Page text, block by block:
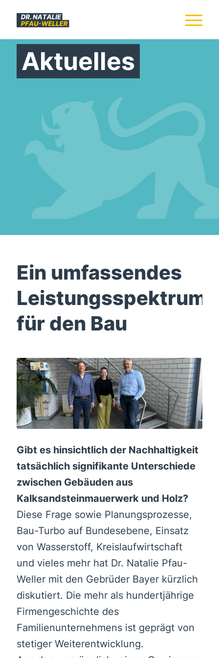
Aktuelles
Ein umfassendes
Leistungsspektrum
für den Bau
Gibt es hinsichtlich der Nachhaltigkeit
tatsächlich signifikante Unterschiede
zwischen Gebäuden aus
Kalksandsteinmauerwerk und Holz?
Diese Frage sowie Planungsprozesse,
Bau-Turbo auf Bundesebene, Einsatz
von Wasserstoff, Kreislaufwirtschaft
und vieles mehr hat Dr. Natalie Pfau-
Weller mit den Gebrüder Bayer kürzlich
diskutiert. Die mehr als hundertjährige
Firmengeschichte des
Familienunternehmens ist geprägt von
stetiger Weiterentwicklung.